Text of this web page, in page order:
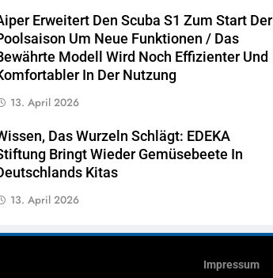
Erweitert Den Scuba S1 Zum Start Der
Um Neue Funktionen / Das
Modell Wird Noch Effizienter Und
In Der Nutzung
13. April 2026
Das Wurzeln Schlägt: EDEKA
Bringt Wieder Gemüsebeete In
Kitas
13. April 2026
Impressum